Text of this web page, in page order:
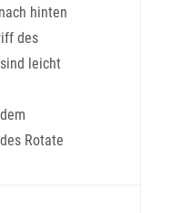
hinten
des
leicht
Rotate